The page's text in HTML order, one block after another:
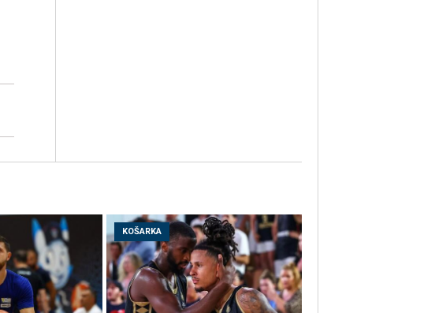
KOŠARKA